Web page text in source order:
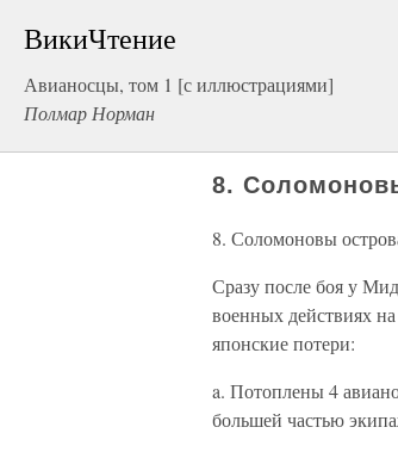
ВикиЧтение
Авианосцы, том 1 [с иллюстрациями]
Полмар Норман
8.
8. Соломоновы
Сразу после боя у
военных действиях
японские потери:
a. Потоплены 4
большей частью